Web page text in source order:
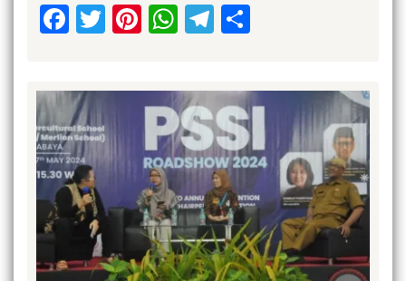
Facebook
Twitter
Pinterest
WhatsApp
Telegram